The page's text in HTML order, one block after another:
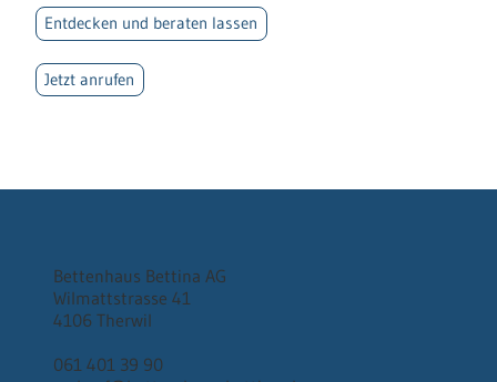
Entdecken und beraten lassen
Jetzt anrufen
Bettenhaus Bettina AG
Wilmattstrasse 41
4106 Therwil
061 401 39 90